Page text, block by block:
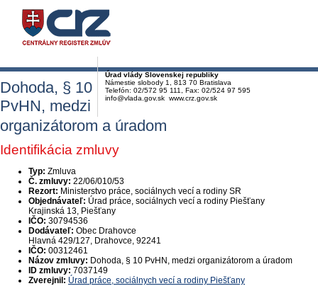
Úrad vlády Slovenskej republiky
Námestie slobody 1, 813 70 Bratislava
Telefón: 02/572 95 111, Fax: 02/524 97 595
info@vlada.gov.sk www.crz.gov.sk
Dohoda, § 10
PvHN, medzi
organizátorom a úradom
Identifikácia zmluvy
Typ: Zmluva
Č. zmluvy: 22/06/010/53
Rezort: Ministerstvo práce, sociálnych vecí a rodiny SR
Objednávateľ: Úrad práce, sociálnych vecí a rodiny Piešťany
Krajinská 13, Piešťany
IČO: 30794536
Dodávateľ: Obec Drahovce
Hlavná 429/127, Drahovce, 92241
IČO: 00312461
Názov zmluvy: Dohoda, § 10 PvHN, medzi organizátorom a úradom
ID zmluvy: 7037149
Zverejnil: Úrad práce, sociálnych vecí a rodiny Piešťany